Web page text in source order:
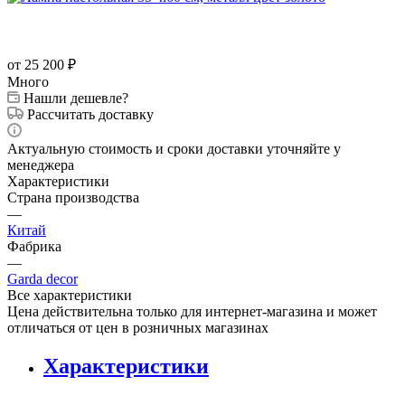
от 25 200 ₽
Много
Нашли дешевле?
Рассчитать доставку
Актуальную стоимость и сроки доставки уточняйте у
менеджера
Характеристики
Страна производства
—
Китай
Фабрика
—
Garda decor
Все характеристики
Цена действительна только для интернет-магазина и может
отличаться от цен в розничных магазинах
Характеристики